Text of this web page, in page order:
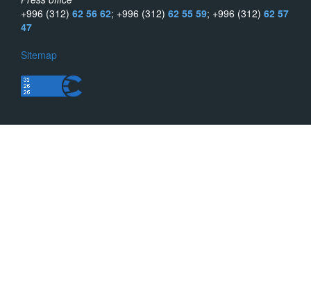
+996 (312) 62 56 62; +996 (312) 62 55 59; +996 (312) 62 57
47
Sitemap